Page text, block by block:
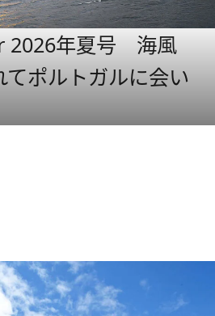
2026年夏号 海風
てポルトガルに会い